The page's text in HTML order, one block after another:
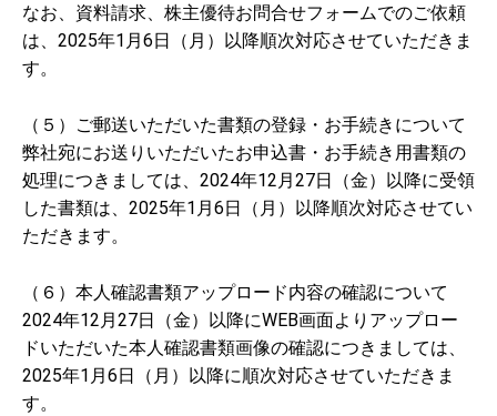
なお、資料請求、株主優待お問合せフォームでのご依頼
は、2025年1月6日（月）以降順次対応させていただきま
す。
（５）ご郵送いただいた書類の登録・お手続きについて
弊社宛にお送りいただいたお申込書・お手続き用書類の
処理につきましては、2024年12月27日（金）以降に受領
した書類は、2025年1月6日（月）以降順次対応させてい
ただきます。
（６）本人確認書類アップロード内容の確認について
2024年12月27日（金）以降にWEB画面よりアップロー
ドいただいた本人確認書類画像の確認につきましては、
2025年1月6日（月）以降に順次対応させていただきま
す。